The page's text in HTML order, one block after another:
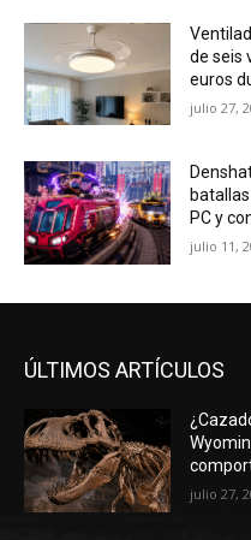
de seis
euros
julio 27,
PC y
julio 11,
ÚLTIMOS ARTÍCULOS
julio 27,